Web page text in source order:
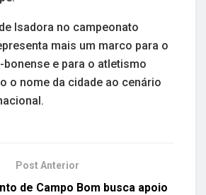
Isadora no campeonato
mais um marco para o
e para o atletismo
o nome da cidade ao cenário
Post Anterior
de Campo Bom busca apoio